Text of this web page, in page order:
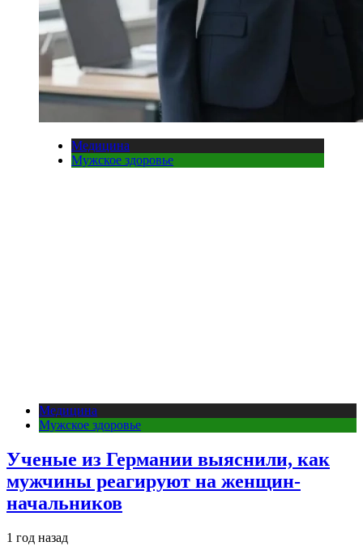
Медицина
Мужское здоровье
Медицина
Мужское здоровье
Ученые из Германии выяснили, как
мужчины реагируют на женщин-
начальников
1 год назад